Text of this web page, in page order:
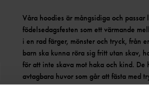
Våra hoodies är mångsidiga och passar
födelsedagsfesten som ett värmande
i en rad färger, mönster och tryck, från
barn ska kunna röra sig fritt utan skav,
för att inte skava mot haka och kind.
avtagbara huvor som går att fästa med
ärmsluten och i nederkant.